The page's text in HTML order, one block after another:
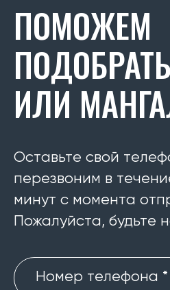
ПОМОЖЕМ
ИЛИ
Оставьте свой
перезвоним в
минут с момента
Пожалуйста, будьте
Номер телефона *